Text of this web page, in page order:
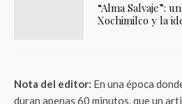
“Alma Salvaje”:
Xochimilco y la
Nota del editor: En una época
duran apenas 60 minutos, que un